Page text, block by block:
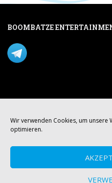
Wir verwenden Cookies, um unsere
optimieren.
BOOMBATZE